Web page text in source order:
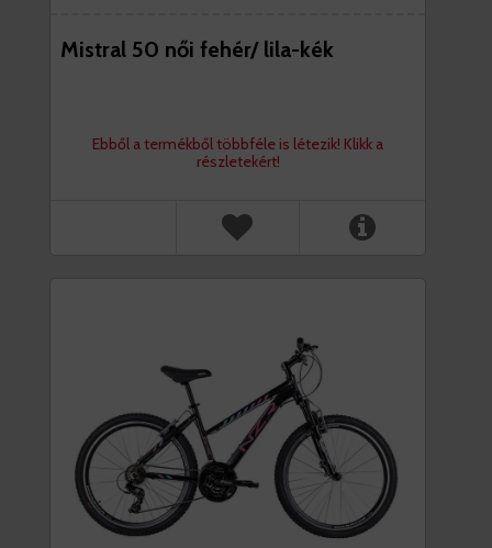
Mistral 50 női fehér/ lila-kék
Ebből a termékből többféle is létezik! Klikk a
részletekért!